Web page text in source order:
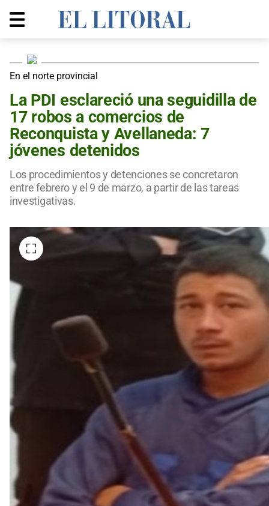
En el norte provincial
La PDI esclareció una seguidilla de
17 robos a comercios de
Reconquista y Avellaneda: 7
jóvenes detenidos
Los procedimientos y detenciones se concretaron
entre febrero y el 9 de marzo, a partir de las tareas
investigativas.